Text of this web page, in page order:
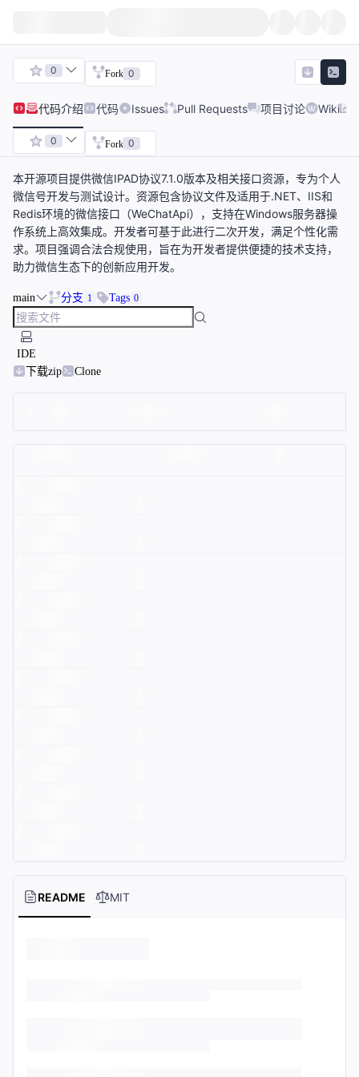
0 Fork 0
代码介绍 代码 Issues Pull Requests 项目讨论 Wiki
0 Fork 0
本开源项目提供微信IPAD协议7.1.0版本及相关接口资源，专为个人
微信号开发与测试设计。资源包含协议文件及适用于.NET、IIS和
Redis环境的微信接口（WeChatApi），支持在Windows服务器操
作系统上高效集成。开发者可基于此进行二次开发，满足个性化需
求。项目强调合法合规使用，旨在为开发者提供便捷的技术支持，
助力微信生态下的创新应用开发。
main 分支 1 Tags 0
IDE
下载zip
Clone
README MIT